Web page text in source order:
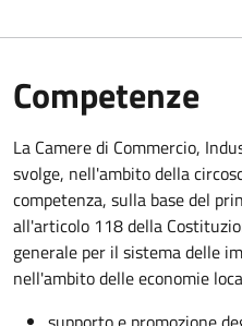
Competenze
La Camere di Commercio,
svolge, nell'ambito della
competenza, sulla base del
all'articolo 118 della
generale per il sistema delle
nell'ambito delle economie